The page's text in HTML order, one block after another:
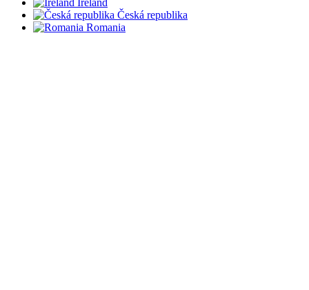
Ireland
Česká republika
Romania